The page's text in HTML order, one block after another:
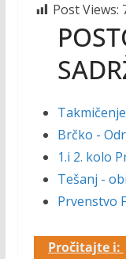
Post Views:
Brčko -
1.i 2. kolo
Tešanj -
Prvenstvo
Pročitajte i: